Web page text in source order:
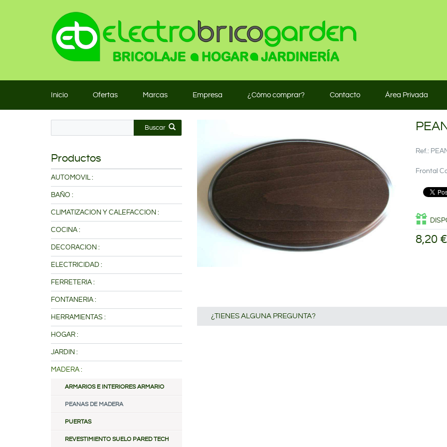
Inicio Ofertas Marcas Empresa ¿Cómo comprar? Contacto Área Privada
Buscar
Productos
AUTOMOVIL :
BAÑO :
CLIMATIZACION Y CALEFACCION :
COCINA :
DECORACION :
ELECTRICIDAD :
FERRETERIA :
FONTANERIA :
HERRAMIENTAS :
HOGAR :
JARDIN :
MADERA :
ARMARIOS E INTERIORES ARMARIO
PEANAS DE MADERA
PUERTAS
REVESTIMIENTO SUELO PARED TECH
Ref.:
Frontal
8,20 €
¿TIENES ALGUNA PREGUNTA?